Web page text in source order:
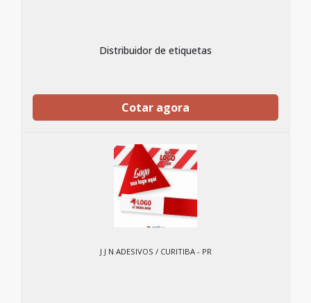
Distribuidor de etiquetas
Cotar agora
J J N ADESIVOS / CURITIBA - PR